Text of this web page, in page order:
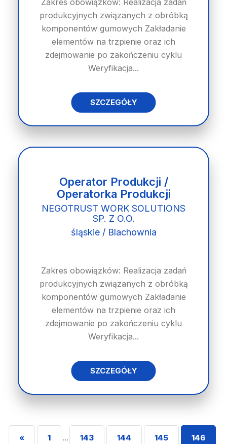
Zakres obowiązków: Realizacja zadań
produkcyjnych związanych z obróbką
komponentów gumowych Zakładanie
elementów na trzpienie oraz ich
zdejmowanie po zakończeniu cyklu
Weryfikacja...
SZCZEGÓŁY
Operator Produkcji /
Operatorka Produkcji
NEGOTRUST WORK SOLUTIONS
SP. Z O.O.
śląskie / Blachownia
Zakres obowiązków: Realizacja zadań
produkcyjnych związanych z obróbką
komponentów gumowych Zakładanie
elementów na trzpienie oraz ich
zdejmowanie po zakończeniu cyklu
Weryfikacja...
SZCZEGÓŁY
« 1 ... 143 144 145 146